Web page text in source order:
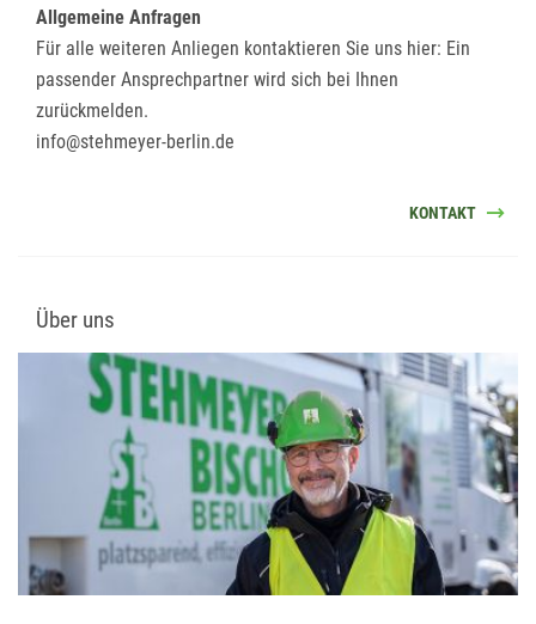
Allgemeine Anfragen
Für alle weiteren Anliegen kontaktieren Sie uns hier: Ein
passender Ansprechpartner wird sich bei Ihnen
zurückmelden.
info@stehmeyer-berlin.de
KONTAKT
Über uns